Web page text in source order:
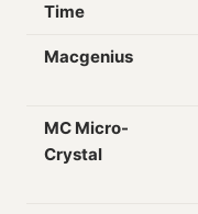
Time
Macgenius
MC Micro-
Crystal